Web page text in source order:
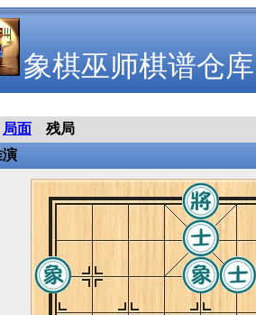
象棋巫师棋谱仓库
局面
残局
演